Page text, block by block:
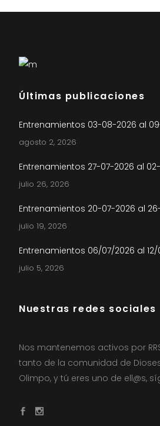
Últimas publicaciones
Entrenamientos 03-08-2026 al
agosto 2, 2026
Entrenamientos 27-07-2026 al
julio 26, 2026
Entrenamientos 20-07-2026 al
julio 19, 2026
Entrenamientos 06/07/2026 al 12/
julio 5, 2026
Nuestras redes sociales
Nos mantenemos activos por
tanto de la comunidad de
Olimpo, y tú eres uno de ell@s,